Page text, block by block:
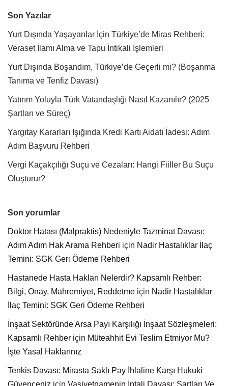
Son Yazılar
Yurt Dışında Yaşayanlar İçin Türkiye’de Miras Rehberi:
Veraset İlamı Alma ve Tapu İntikali İşlemleri
Yurt Dışında Boşandım, Türkiye’de Geçerli mi? (Boşanma
Tanıma ve Tenfiz Davası)
Yatırım Yoluyla Türk Vatandaşlığı Nasıl Kazanılır? (2025
Şartları ve Süreç)
Yargıtay Kararları Işığında Kredi Kartı Aidatı İadesi: Adım
Adım Başvuru Rehberi
Vergi Kaçakçılığı Suçu ve Cezaları: Hangi Fiiller Bu Suçu
Oluşturur?
Son yorumlar
Doktor Hatası (Malpraktis) Nedeniyle Tazminat Davası:
Adım Adım Hak Arama Rehberi için Nadir Hastalıklar İlaç
Temini: SGK Geri Ödeme Rehberi
Hastanede Hasta Hakları Nelerdir? Kapsamlı Rehber:
Bilgi, Onay, Mahremiyet, Reddetme için Nadir Hastalıklar
İlaç Temini: SGK Geri Ödeme Rehberi
İnşaat Sektöründe Arsa Payı Karşılığı İnşaat Sözleşmeleri:
Kapsamlı Rehber için Müteahhit Evi Teslim Etmiyor Mu?
İşte Yasal Haklarınız
Tenkis Davası: Mirasta Saklı Pay İhlaline Karşı Hukuki
Güvenceniz için Vasiyetnamenin İptali Davası: Şartları Ve